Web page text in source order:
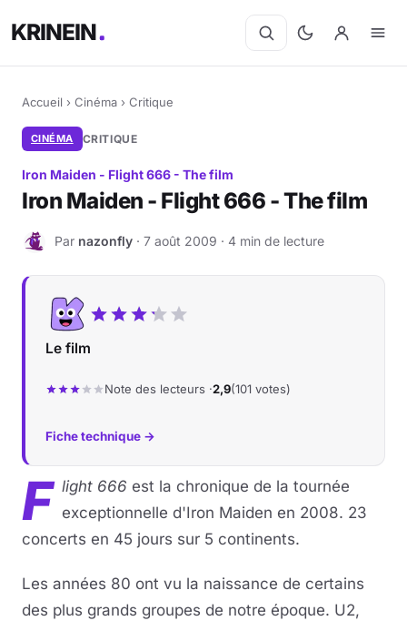
KRINEIN
Accueil › Cinéma › Critique
CINÉMA CRITIQUE
Iron Maiden - Flight 666 - The film
Iron Maiden - Flight 666 - The film
N Par nazonfly · 7 août 2009 · 4 min de lecture
Le film
Note des lecteurs ·2,9(101 votes)
Fiche technique →
F light 666 est la chronique de la tournée
exceptionnelle d'Iron Maiden en 2008. 23
concerts en 45 jours sur 5 continents.
Les années 80 ont vu la naissance de certains
des plus grands groupes de notre époque. U2,